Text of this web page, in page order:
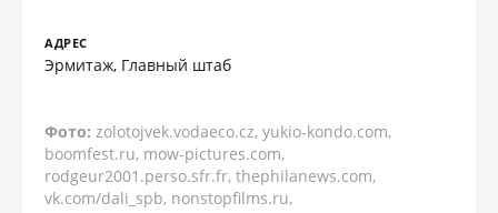
АДРЕС
Эрмитаж, Главный штаб
Фото:zolotojvek.vodaeco.cz, yukio-kondo.com,
boomfest.ru, mow-pictures.com,
rodgeur2001.perso.sfr.fr, thephilanews.com,
vk.com/dali_spb, nonstopfilms.ru,